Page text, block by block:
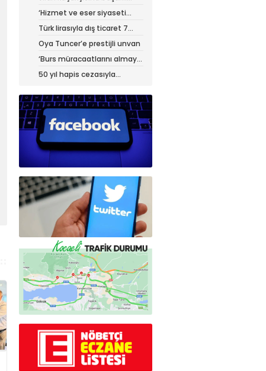
operasyon
‘Hizmet ve eser siyaseti
yapıyoruz’
Türk lirasıyla dış ticaret 7
ayda 900 milyar lirayı aştı
Oya Tuncer’e prestijli unvan
‘Burs müracaatlarını almaya
başladık’
50 yıl hapis cezasıyla